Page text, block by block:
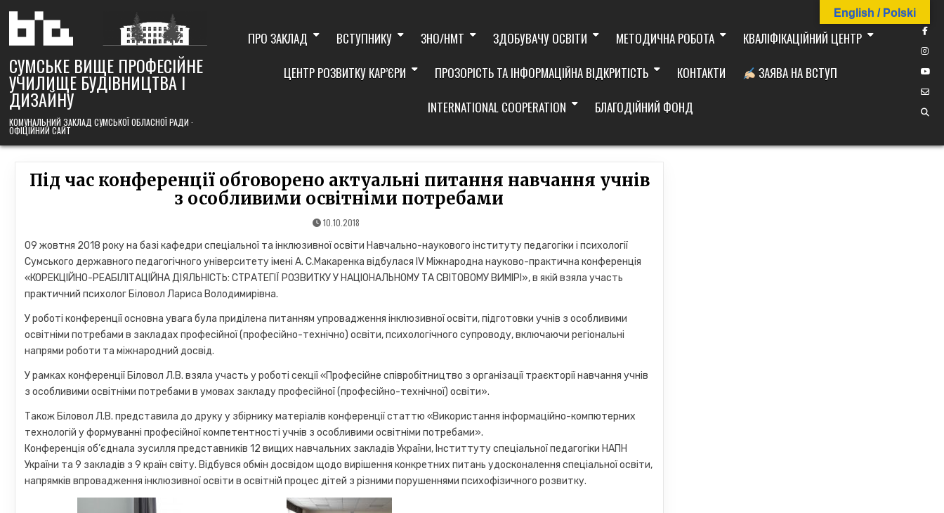
content
СУМСЬКЕ ВИЩЕ ПРОФЕСІЙНЕ
УЧИЛИЩЕ БУДІВНИЦТВА І
ДИЗАЙНУ
КОМУНАЛЬНИЙ ЗАКЛАД СУМСЬКОЇ ОБЛАСНОЇ РАДИ ·
ОФІЦІЙНИЙ САЙТ
ПРО ЗАКЛАД ВСТУПНИКУ ЗНО/НМТ ЗДОБУВАЧУ ОСВІТИ МЕТОДИЧНА РОБОТА
КВАЛІФІКАЦІЙНИЙ ЦЕНТР
ЦЕНТР РОЗВИТКУ КАР’ЄРИ
ПРОЗОРІСТЬ ТА ІНФОРМАЦІЙНА ВІДКРИТІСТЬ КОНТАКТИ
ЗАЯВА НА ВСТУП
INTERNATIONAL COOPERATION
БЛАГОДІЙНИЙ ФОНД
Під час конференції обговорено актуальні питання навчання учнів
з особливими освітніми потребами
10.10.2018
09 жовтня 2018 року на базі кафедри спеціальної та інклюзивної освіти Навчально-наукового інституту педагогіки і психології
Сумського державного педагогічного університету імені А. С.Макаренка відбулася ІV Міжнародна науково-практична конференція
«КОРЕКЦІЙНО-РЕАБІЛІТАЦІЙНА ДІЯЛЬНІСТЬ: СТРАТЕГІЇ РОЗВИТКУ У НАЦІОНАЛЬНОМУ ТА СВІТОВОМУ ВИМІРІ», в якій взяла участь
практичний психолог Біловол Лариса Володимирівна.
У роботі конференції основна увага була приділена питанням упровадження інклюзивної освіти, підготовки учнів з особливими
освітніми потребами в закладах професійної (професійно-технічно) освіти, психологічного супроводу, включаючи регіональні
напрями роботи та міжнародний досвід.
У рамках конференції Біловол Л.В. взяла участь у роботі секції «Професійне співробітництво з організації траєкторії навчання учнів
з особливими освітніми потребами в умовах закладу професійної (професійно-технічної) освіти».
Також Біловол Л.В. представила до друку у збірнику матеріалів конференції статтю «Використання інформаційно-компютерних
технологій у формуванні професійної компетентності учнів з особливими освітніми потребами».
Конференція об’єднала зусилля представників 12 вищих навчальних закладів України, Інститтуту спеціальної педагогіки НАПН
України та 9 закладів з 9 країн світу. Відбувся обмін досвідом щодо вирішення конкретних питань удосконалення спеціальної освіти,
напрямків впровадження інклюзивної освіти в освітній процес дітей з різними порушеннями психофізичного розвитку.
English / Polski